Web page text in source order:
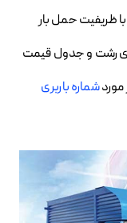
حمل بار
رشت و جدول قیمت
موردشماره باربری